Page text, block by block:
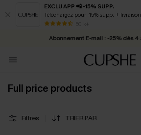
EXCLU APP 📲 -15% SUPP.
Téléchargez pour -15% supp. +
50 k+
* Livraison éclair 2-3 jours
Abonnement E-mail : -25% dès 4
Full price products
Filtres TRIER PAR